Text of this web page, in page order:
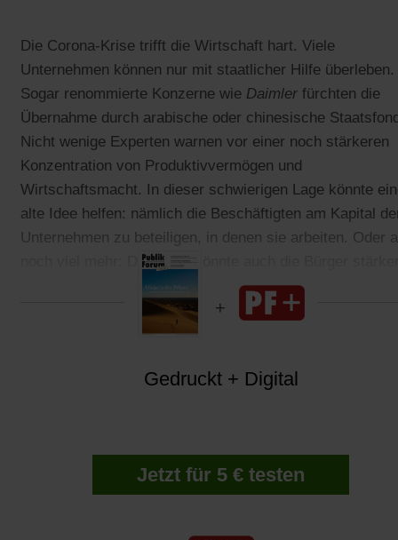
Die Corona-Krise trifft die Wirtschaft hart. Viele
Unternehmen können nur mit staatlicher Hilfe überleben.
Sogar renommierte Konzerne wie Daimler fürchten die
Übernahme durch arabische oder chinesische
Nicht wenige Experten warnen vor einer noch stärkeren
Konzentration von Produktivvermögen und
Wirtschaftsmacht. In dieser schwierigen Lage könnte
alte Idee helfen: nämlich die Beschäftigten am Kapital
Unternehmen zu beteiligen, in denen sie arbeiten. Oder
noch viel mehr: Der Staat könnte auch die Bürger
am Produktivvermögen beteiligen.
Gedruckt + Digital
Jetzt für 5 € testen